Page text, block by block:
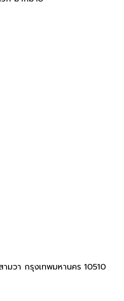
วา กรุงเทพมหานคร 10510